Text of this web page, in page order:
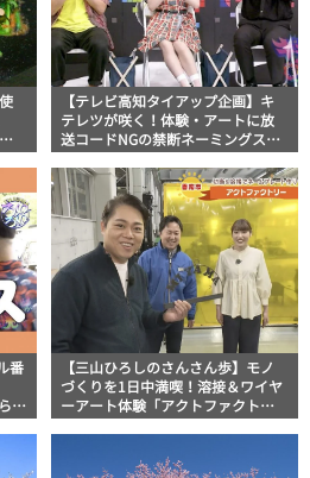
【テレビ高知タイアップ企画】キ
テレツが咲く！体験・アートに放
送コードNGの禁断ネーミングスイ
連チャン
番
フ
【三山ひろしのさんさん歩】モノ
づくりを1日中満喫！溶接＆ワイヤ
ーアート体験「アクトファクトリ